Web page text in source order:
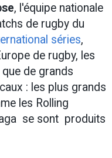
, l'équipe nationale
de rugby du
séries,
de rugby, les
de grands
: les plus grands
les Rolling
se sont produits